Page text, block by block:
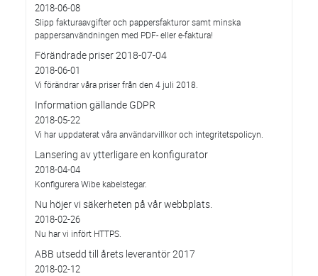
2018-06-08
Slipp fakturaavgifter och pappersfakturor samt minska
pappersanvändningen med PDF- eller e-faktura!
Förändrade priser 2018-07-04
2018-06-01
Vi förändrar våra priser från den 4 juli 2018.
Information gällande GDPR
2018-05-22
Vi har uppdaterat våra användarvillkor och integritetspolicyn.
Lansering av ytterligare en konfigurator
2018-04-04
Konfigurera Wibe kabelstegar.
Nu höjer vi säkerheten på vår webbplats.
2018-02-26
Nu har vi infört HTTPS.
ABB utsedd till årets leverantör 2017
2018-02-12